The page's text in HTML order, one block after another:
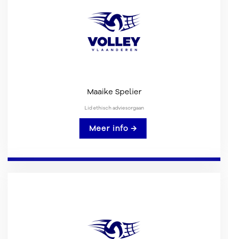
Maaike Spelier
Lid ethisch adviesorgaan
Meer info →